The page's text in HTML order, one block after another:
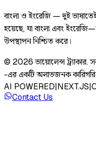
বাংলা ও ইংরেজি — দুই
হয়েছে, যা বাংলা এবং
উপস্থাপন নিশ্চিত করে।
© 2026 ভায়োলেন্স ট্র্যাকার.
-এর একটি অলাভজনক
AI POWERED|NEXT.JS|
Contact Us